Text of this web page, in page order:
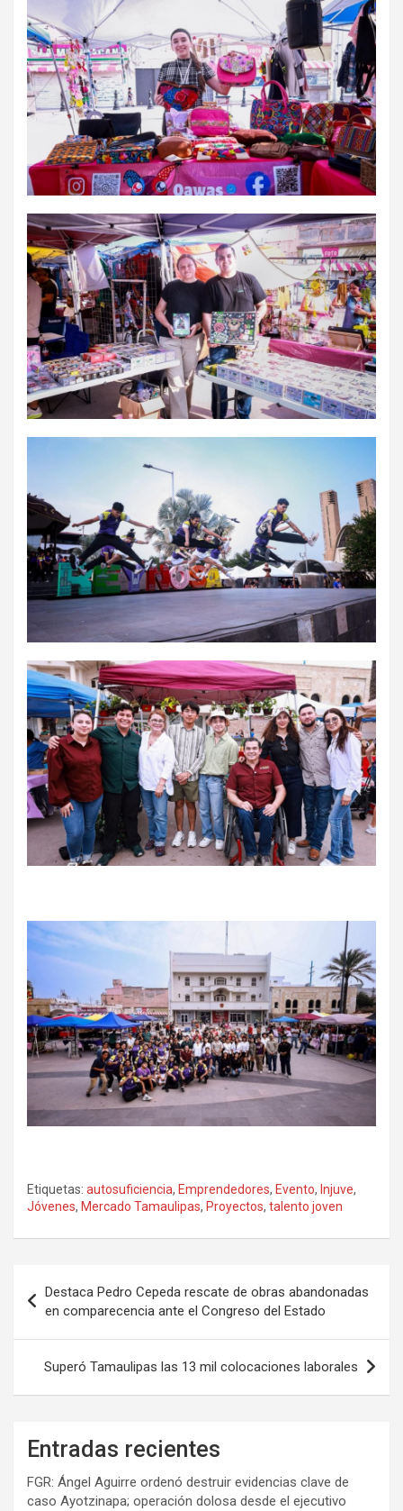
Etiquetas: autosuficiencia, Emprendedores, Evento, Injuve,
Jóvenes, Mercado Tamaulipas, Proyectos, talento joven
de
entradas
Destaca Pedro Cepeda rescate de obras abandonadas
en comparecencia ante el Congreso del Estado
Superó Tamaulipas las 13 mil colocaciones laborales
Entradas recientes
FGR: Ángel Aguirre ordenó destruir evidencias clave de
caso Ayotzinapa; operación dolosa desde el ejecutivo